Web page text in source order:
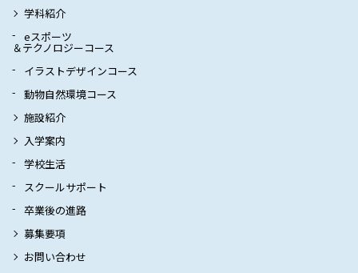
学科紹介
eスポーツ
＆テクノロジーコース
イラストデザインコース
動物自然環境コース
施設紹介
入学案内
学校生活
スクールサポート
卒業後の進路
募集要項
お問い合わせ